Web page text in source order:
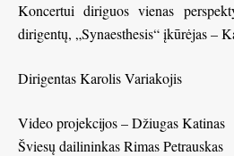
Koncertui diriguos vienas
dirigentų, „Synaesthesis“ įkūrėjas –
Dirigentas Karolis Variakojis
Video projekcijos – Džiugas Katinas
Šviesų dailininkas Rimas Petrauskas